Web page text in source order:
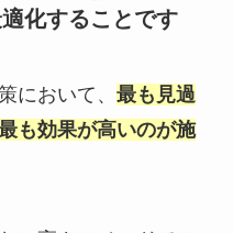
化することです
において、 最も見過
も効果が高いのが施